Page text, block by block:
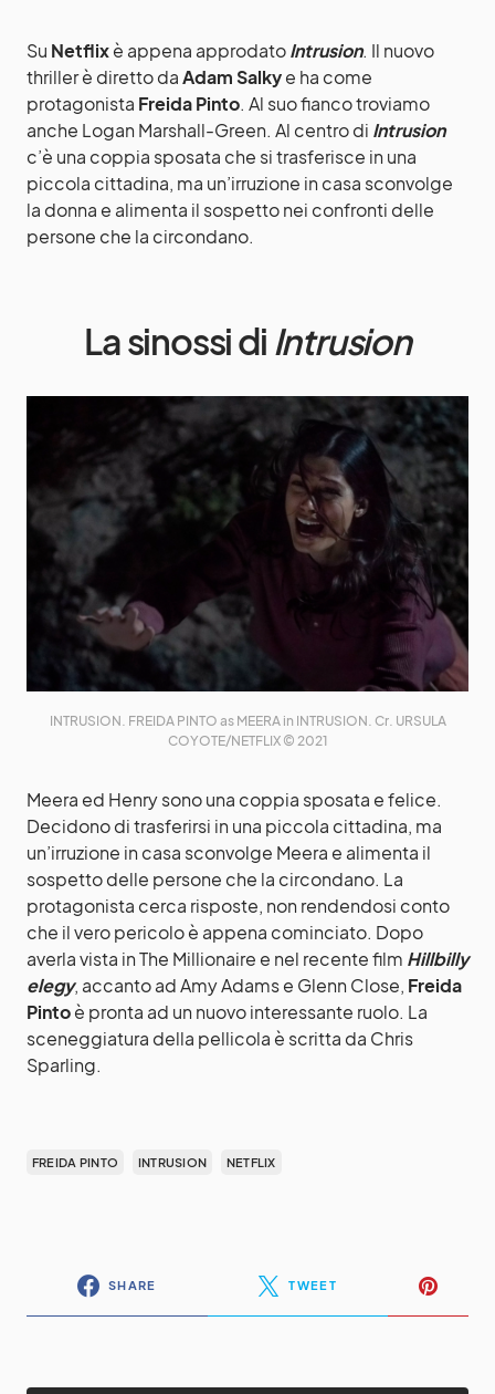
Su Netflixè appena approdatoIntrusion. Il nuovo
thriller è diretto daAdam Salkye ha come
protagonista Freida Pinto. Al suo fianco troviamo
anche Logan Marshall-Green. Al centro di Intrusion
c’è una coppia sposata che si trasferisce in una
piccola cittadina, ma un’irruzione in casa sconvolge
la donna e alimenta il sospetto nei confronti delle
persone che la circondano.
La sinossi di Intrusion
INTRUSION. FREIDA PINTO as MEERA in INTRUSION. Cr. URSULA
COYOTE/NETFLIX © 2021
Meera ed Henry sono una coppia sposata e felice.
Decidono di trasferirsi in una piccola cittadina, ma
un’irruzione in casa sconvolge Meera e alimenta il
sospetto delle persone che la circondano. La
protagonista cerca risposte, non rendendosi conto
che il vero pericolo è appena cominciato. Dopo
averla vista in The Millionaire e nel recente film Hillbilly
elegy, accanto ad Amy Adams e Glenn Close, Freida
Pintoè pronta ad un nuovo interessante ruolo. La
sceneggiatura della pellicola è scritta da Chris
Sparling.
FREIDA PINTO INTRUSION NETFLIX
SHARE TWEET